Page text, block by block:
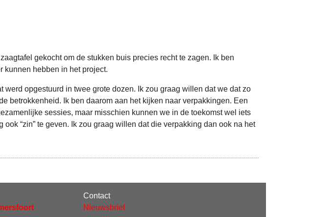
gekocht om de stukken buis precies recht te zagen. Ik ben
kunnen hebben in het project.
opgestuurd in twee grote dozen. Ik zou graag willen dat we dat zo
betrokkenheid. Ik ben daarom aan het kijken naar verpakkingen. Een
sessies, maar misschien kunnen we in de toekomst wel iets
“zin” te geven. Ik zou graag willen dat die verpakking dan ook na het
Contact
Nieuwsbrief